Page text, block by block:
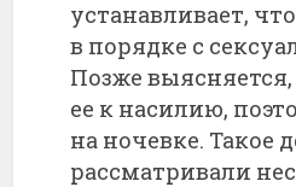
устанавливает,
в порядке с
Позже
ее к насилию,
на ночевке. Такое
рассматривали